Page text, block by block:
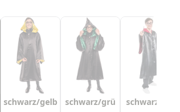
schwarz/gelb
schwarz/grü
schwarz/rot